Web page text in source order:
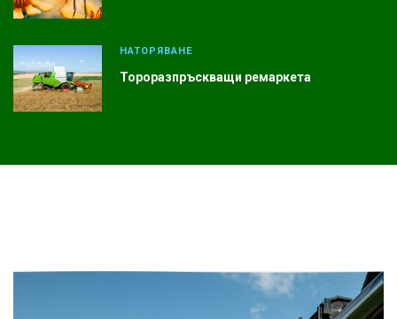
НАТОРЯВАНЕ
Тороразпръскващи ремаркета